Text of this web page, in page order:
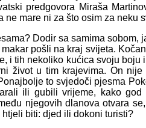
predgovora Miraša
mare ni za što osim za neku
Dodir sa samima sobom,
pošli na kraj svijeta.
i tih nekoliko kućica svoju boju
život u tim krajevima. On
to svjedoči pjesma
ili gubili vrijeme, kako god
njegovih dlanova otvara
biti: djed ili dokoni turisti?